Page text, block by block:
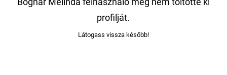
profilját.
Látogass vissza később!